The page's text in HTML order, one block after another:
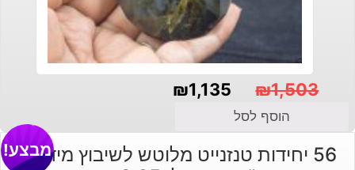
₪1,503
המקורי
היה:
₪1,135
הנוכחי
הוא:
הוסף לסל
56 יחידות טנזנייט מלוטש לשיבוץ מידה: 2
מבצע!